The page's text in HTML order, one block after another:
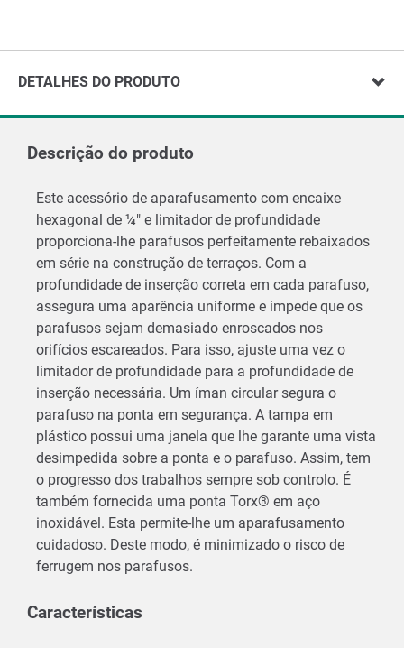
DETALHES DO PRODUTO
Descrição do produto
Este acessório de aparafusamento com encaixe
hexagonal de ¼″ e limitador de profundidade
proporciona-lhe parafusos perfeitamente rebaixados
em série na construção de terraços. Com a
profundidade de inserção correta em cada parafuso,
assegura uma aparência uniforme e impede que os
parafusos sejam demasiado enroscados nos
orifícios escareados. Para isso, ajuste uma vez o
limitador de profundidade para a profundidade de
inserção necessária. Um íman circular segura o
parafuso na ponta em segurança. A tampa em
plástico possui uma janela que lhe garante uma vista
desimpedida sobre a ponta e o parafuso. Assim, tem
o progresso dos trabalhos sempre sob controlo. É
também fornecida uma ponta Torx® em aço
inoxidável. Esta permite-lhe um aparafusamento
cuidadoso. Deste modo, é minimizado o risco de
ferrugem nos parafusos.
Características